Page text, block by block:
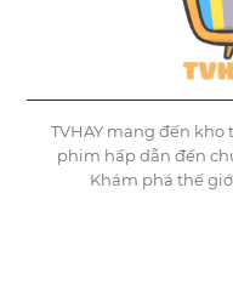
TVHAY mang đến kho
phim hấp dẫn đến
Khám phá thế